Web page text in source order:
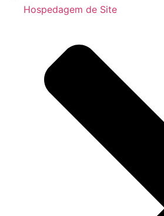
Hospedagem de Site